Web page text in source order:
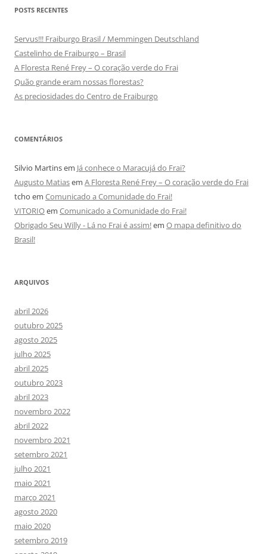
POSTS RECENTES
Servus!!! Fraiburgo Brasil / Memmingen Deutschland
Castelinho de Fraiburgo – Brasil
A Floresta René Frey – O coração verde do Frai
Quão grande eram nossas florestas?
As preciosidades do Centro de Fraiburgo
COMENTÁRIOS
Silvio Martinsem Já conhece o Maracujá do Frai?
Augusto Matiasem A Floresta René Frey – O coração verde do Frai
tcho em Comunicado a Comunidade do Frai!
VITORIOem Comunicado a Comunidade do Frai!
Obrigado Seu Willy - Lá no Frai é assim!em O mapa definitivo do
Brasil!
ARQUIVOS
abril 2026
outubro 2025
agosto 2025
julho 2025
abril 2025
outubro 2023
abril 2023
novembro 2022
abril 2022
novembro 2021
setembro 2021
julho 2021
maio 2021
março 2021
agosto 2020
maio 2020
setembro 2019